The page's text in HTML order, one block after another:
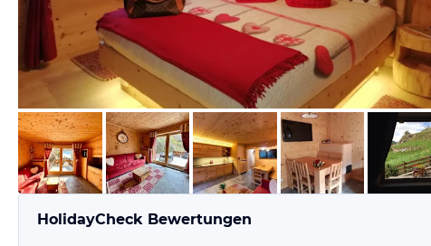
von Booking.com
HolidayCheck Bewertungen